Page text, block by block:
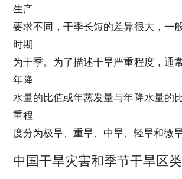
生产
要求不同，干季长短的差异很大，一
时期
为干季。为了描述干旱严重程度，通
年降
水量的比值或年蒸发量与年降水量的
重程
度分为极旱、重旱、中旱、轻旱和微旱
中国干旱灾害和季节干旱区